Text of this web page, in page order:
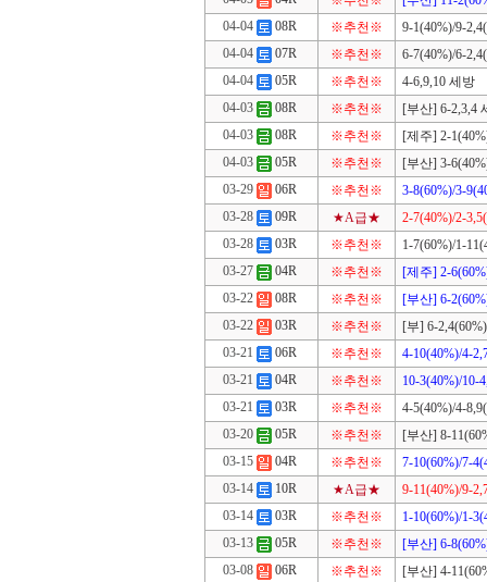
04-04
08R ※추천※
9-1(40%)/9-
04-04
07R ※추천※
6-7(40%)/6-
04-04
05R ※추천※
4-6,9,10 세방
04-03
08R ※추천※
[부산] 6-2,3,4
04-03
08R ※추천※
[제주] 2-
04-03
05R ※추천※
[부산] 3-
03-29
06R ※추천※
3-8(60%)/3-
03-28
09R ★A급★
2-7(40%)/2-
03-28
03R ※추천※
1-7(60%)/1-
03-27
04R ※추천※
[제주] 2-
03-22
08R ※추천※
[부산] 6-
03-22
03R ※추천※
[부] 6-
03-21
06R ※추천※
4-10(40%)/4-
03-21
04R ※추천※
10-3(40%)/10-
03-21
03R ※추천※
4-5(40%)/4-
03-20
05R ※추천※
[부산] 8-
03-15
04R ※추천※
7-10(60%)/7-
03-14
10R ★A급★
9-11(40%)/9-
03-14
03R ※추천※
1-10(60%)/1-
03-13
05R ※추천※
[부산] 6-
03-08
06R ※추천※
[부산] 4-